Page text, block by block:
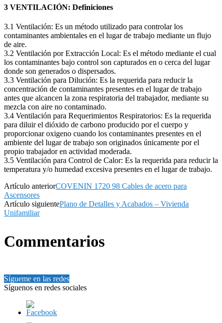
3 VENTILACIÓN: Definiciones
3.1 Ventilación: Es un método utilizado para controlar los
contaminantes ambientales en el lugar de trabajo mediante un flujo
de aire.
3.2 Ventilación por Extracción Local: Es el método mediante el cual
los contaminantes bajo control son capturados en o cerca del lugar
donde son generados o dispersados.
3.3 Ventilación para Dilución: Es la requerida para reducir la
concentración de contaminantes presentes en el lugar de trabajo
antes que alcancen la zona respiratoria del trabajador, mediante su
mezcla con aire no contaminado.
3.4 Ventilación para Requerimientos Respiratorios: Es la requerida
para diluir el dióxido de carbono producido por el cuerpo y
proporcionar oxigeno cuando los contaminantes presentes en el
ambiente del lugar de trabajo son originados únicamente por el
propio trabajador en actividad moderada.
3.5 Ventilación para Control de Calor: Es la requerida para reducir la
temperatura y/o humedad excesiva presentes en el lugar de trabajo.
Artículo anteriorCOVENIN 1720 98 Cables de acero para
Ascensores
Artículo siguientePlano de Detalles y Acabados – Vivienda
Unifamiliar
Commentarios
Sígueme en las redes
Síguenos en redes sociales